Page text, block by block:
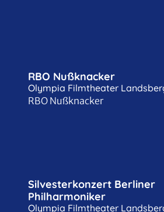
RBO Nußknacker
Olympia Filmtheater
RBO Nußknacker
Silvesterkonzert Berliner
Philharmoniker
Olympia Filmtheater